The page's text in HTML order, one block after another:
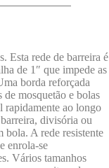
Esta rede de barreira é
de 1″ que impede as
borda reforçada
mosquetão e bolas
rapidamente ao longo
divisória ou
bola. A rede resistente
enrola-se
Vários tamanhos